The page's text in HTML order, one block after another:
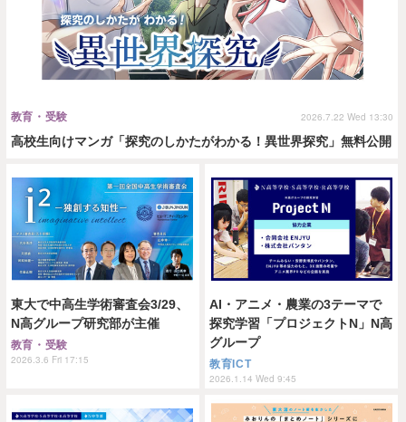
高校生向けマンガ「探究のしかたがわかる！異世界探究」無料公開
教育・受験 2026.7.22 Wed 13:30
東大で中高生学術審査会3/29、
N高グループ研究部が主催
教育・受験
2026.3.6 Fri 17:15
AI・アニメ・農業の3テーマで
探究学習「プロジェクトN」N高
グループ
教育ICT
2026.1.14 Wed 9:45